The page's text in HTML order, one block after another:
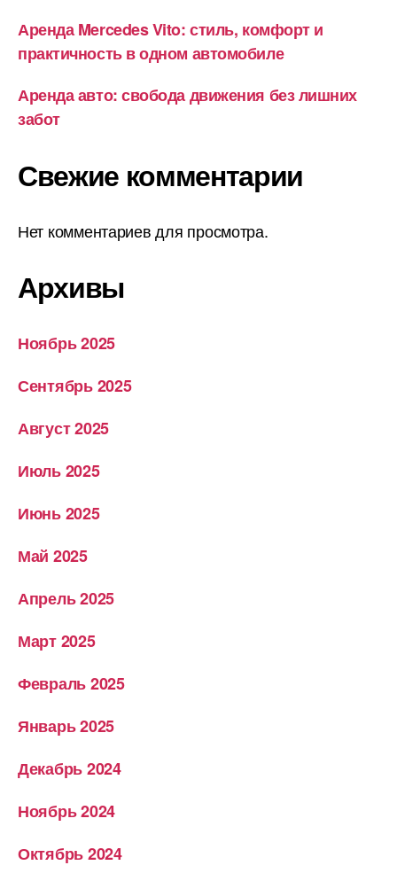
Аренда Mercedes Vito: стиль, комфорт и
практичность в одном автомобиле
Аренда авто: свобода движения без лишних
забот
Свежие комментарии
Нет комментариев для просмотра.
Архивы
Ноябрь 2025
Сентябрь 2025
Август 2025
Июль 2025
Июнь 2025
Май 2025
Апрель 2025
Март 2025
Февраль 2025
Январь 2025
Декабрь 2024
Ноябрь 2024
Октябрь 2024